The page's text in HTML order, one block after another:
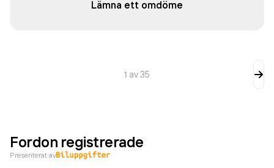
Lämna ett omdöme
1 av35
Fordon registrerade
Presenterat av